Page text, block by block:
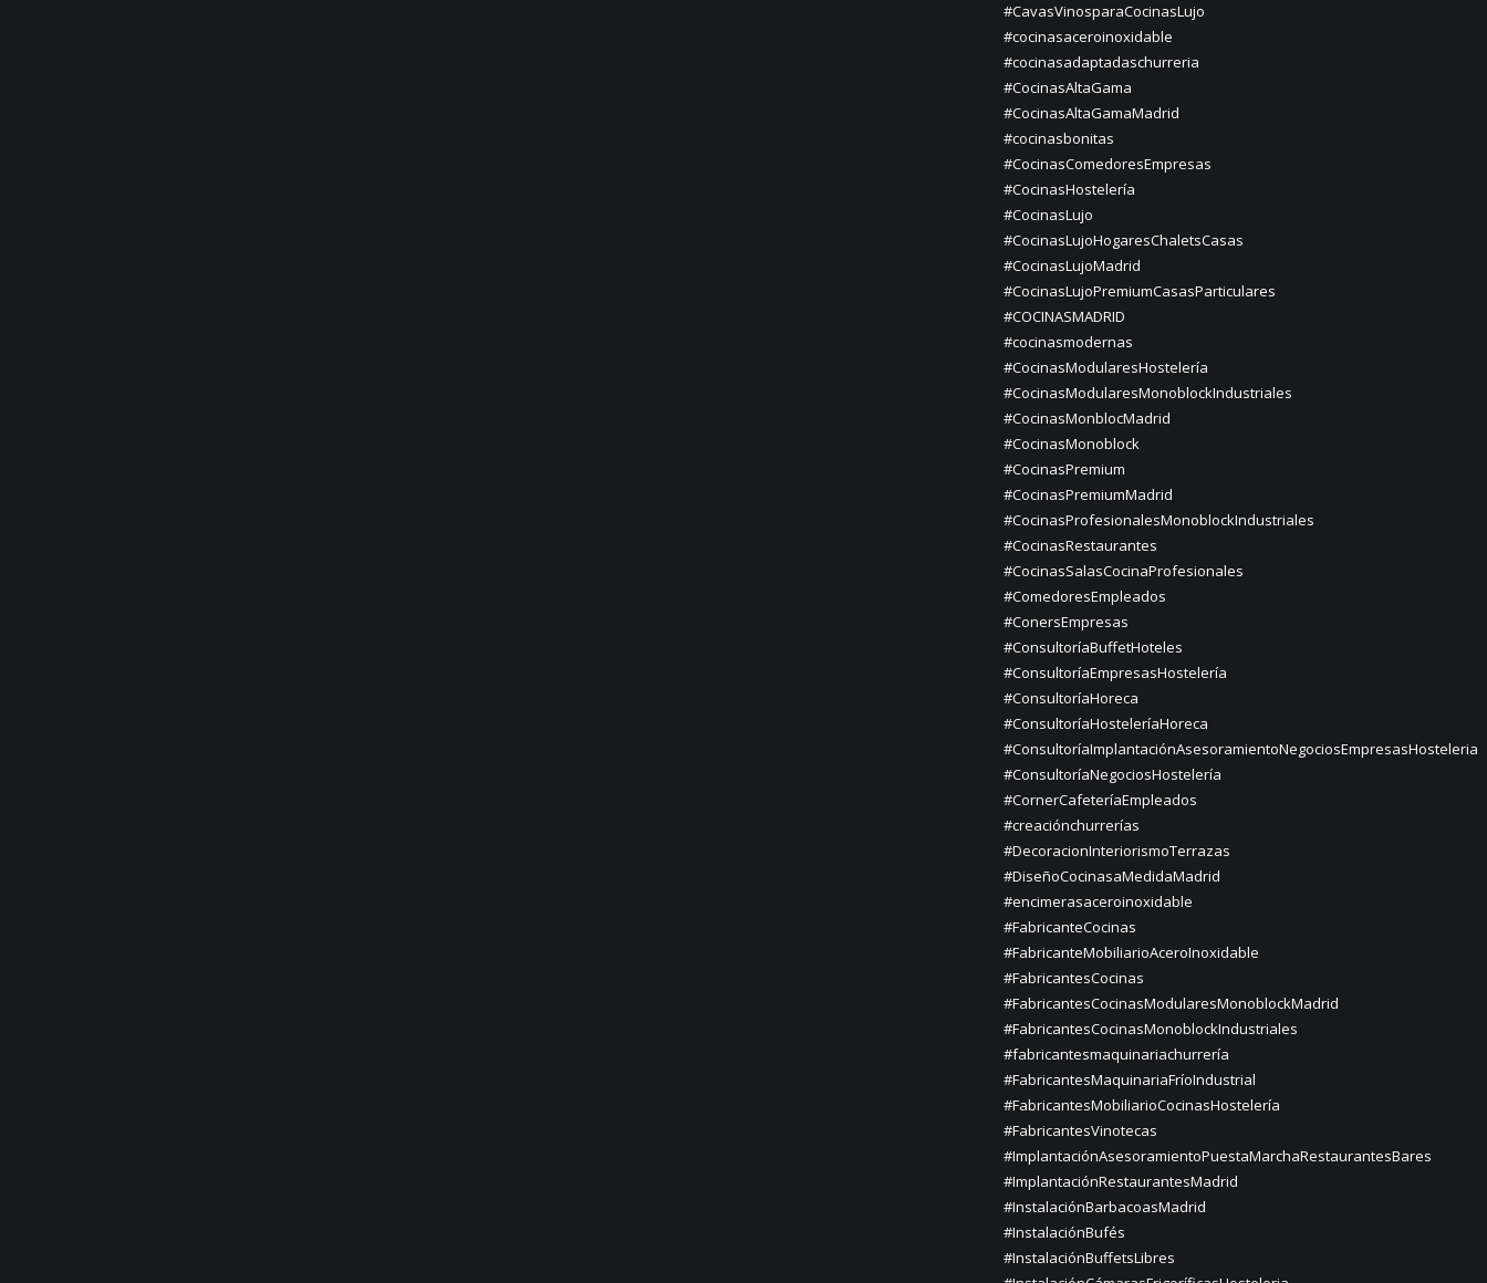
#CavasVinosparaCocinasLujo
#cocinasaceroinoxidable
#cocinasadaptadaschurreria
#CocinasAltaGama
#CocinasAltaGamaMadrid
#cocinasbonitas
#CocinasComedoresEmpresas
#CocinasHostelería
#CocinasLujo
#CocinasLujoHogaresChaletsCasas
#CocinasLujoMadrid
#CocinasLujoPremiumCasasParticulares
#COCINASMADRID
#cocinasmodernas
#CocinasModularesHostelería
#CocinasModularesMonoblockIndustriales
#CocinasMonblocMadrid
#CocinasMonoblock
#CocinasPremium
#CocinasPremiumMadrid
#CocinasProfesionalesMonoblockIndustriales
#CocinasRestaurantes
#CocinasSalasCocinaProfesionales
#ComedoresEmpleados
#ConersEmpresas
#ConsultoríaBuffetHoteles
#ConsultoríaEmpresasHostelería
#ConsultoríaHoreca
#ConsultoríaHosteleríaHoreca
#ConsultoríaImplantaciónAsesoramientoNegociosEmpresasHosteleria
#ConsultoríaNegociosHostelería
#CornerCafeteríaEmpleados
#creaciónchurrerías
#DecoracionInteriorismoTerrazas
#DiseñoCocinasaMedidaMadrid
#encimerasaceroinoxidable
#FabricanteCocinas
#FabricanteMobiliarioAceroInoxidable
#FabricantesCocinas
#FabricantesCocinasModularesMonoblockMadrid
#FabricantesCocinasMonoblockIndustriales
#fabricantesmaquinariachurrería
#FabricantesMaquinariaFríoIndustrial
#FabricantesMobiliarioCocinasHostelería
#FabricantesVinotecas
#ImplantaciónAsesoramientoPuestaMarchaRestaurantesBares
#ImplantaciónRestaurantesMadrid
#InstalaciónBarbacoasMadrid
#InstalaciónBufés
#InstalaciónBuffetsLibres